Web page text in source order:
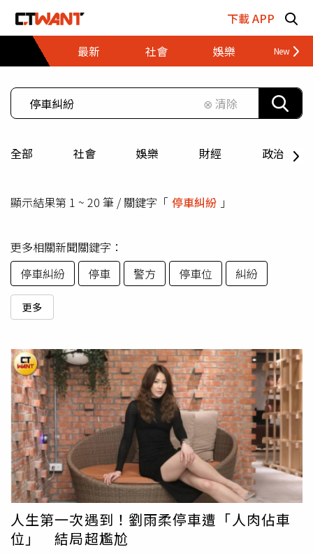
下載 APP
最新
社會 娛樂 財經
⊗ 清除
全部 社會 娛樂 財經 政治
顯示結果第 1 ~ 20 筆 / 關鍵字「 停車糾紛 」
更多相關新聞關鍵字：
停車糾紛
停車 警方 停車位 糾紛
更多
人生第一次遇到！劉雨柔停車遭「人肉佔車
位」 結局超尷尬